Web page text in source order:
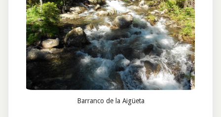
Barranco de la Aigüeta